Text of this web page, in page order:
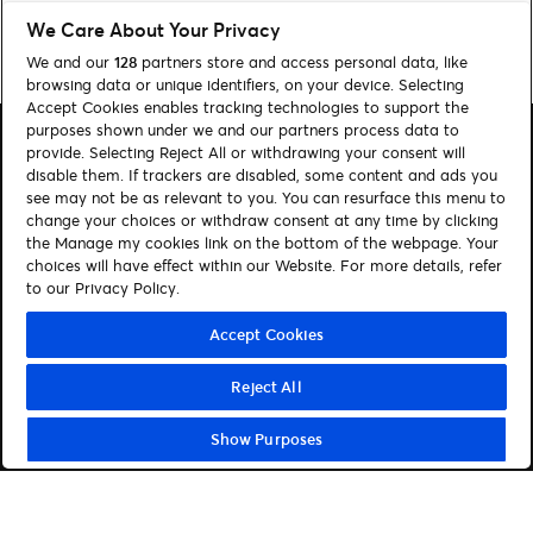
Home»Musik»Netflix-Star Omar Rudberg bestätigt zusätzliches Konzert
in Berlin | Tickets & Infos
Suchen
Cookie-Einwilligungstool
Autor*innen
Kontakt
Tickets
Folge uns:
Visit Facebook (opens in a new window)
Visit Twitter (opens in a new window)
Visit Instagram (opens in a new window)
Visit Youtube (opens in a new window)
Visit Tiktok (opens in a new
Visit Xing (opens in a new
We Care About Your Privacy
We and our 128 partners store and access personal data, like
browsing data or unique identifiers, on your device. Selecting
Accept Cookies enables tracking technologies to support the
purposes shown under we and our partners process data to
provide. Selecting Reject All or withdrawing your consent will
disable them. If trackers are disabled, some content and ads you
see may not be as relevant to you. You can resurface this menu to
change your choices or withdraw consent at any time by clicking
the Manage my cookies link on the bottom of the webpage. Your
choices will have effect within our Website. For more details, refer
to our Privacy Policy.
Accept Cookies
Reject All
Show Purposes